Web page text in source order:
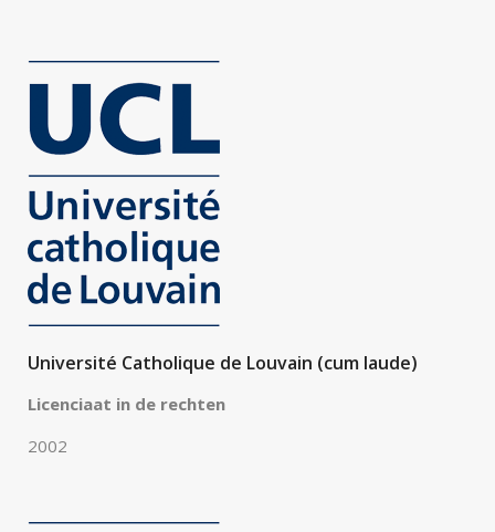
Université Catholique de Louvain (cum laude)
Licenciaat in de rechten
2002